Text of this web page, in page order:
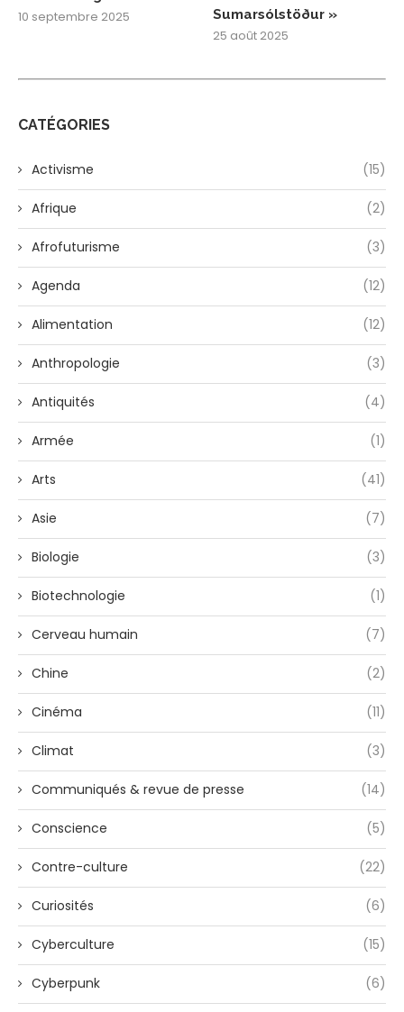
10 septembre 2025
Sumarsólstöður »
25 août 2025
CATÉGORIES
Activisme (15)
Afrique (2)
Afrofuturisme (3)
Agenda (12)
Alimentation (12)
Anthropologie (3)
Antiquités (4)
Armée (1)
Arts (41)
Asie (7)
Biologie (3)
Biotechnologie (1)
Cerveau humain (7)
Chine (2)
Cinéma (11)
Climat (3)
Communiqués & revue de presse (14)
Conscience (5)
Contre-culture (22)
Curiosités (6)
Cyberculture (15)
Cyberpunk (6)